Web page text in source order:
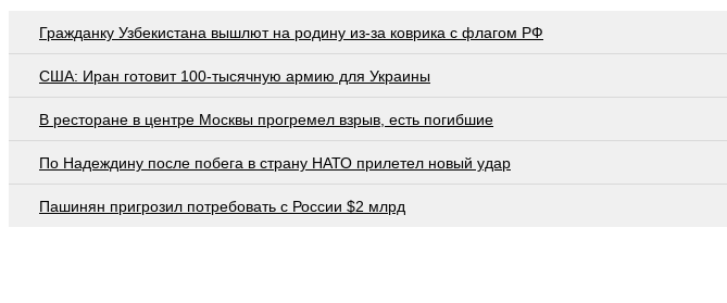
Гражданку Узбекистана вышлют на родину из-за коврика с флагом РФ
США: Иран готовит 100-тысячную армию для Украины
В ресторане в центре Москвы прогремел взрыв, есть погибшие
По Надеждину после побега в страну НАТО прилетел новый удар
Пашинян пригрозил потребовать c России $2 млрд